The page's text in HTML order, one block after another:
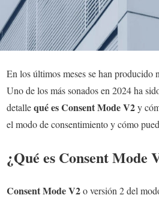
En los últimos meses se han producido
Uno de los más sonados en 2024 ha
detallequé es Consent Mode V2y
el modo de consentimiento y cómo
¿Qué es Consent Mode
Consent Mode V2o versión 2 del